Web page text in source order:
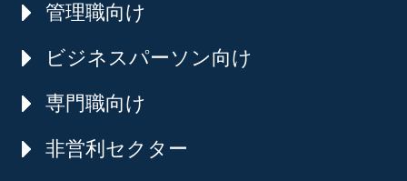
管理職向け
ビジネスパーソン向け
専門職向け
非営利セクター